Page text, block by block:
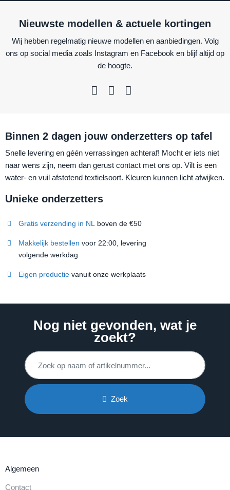
Nieuwste modellen & actuele kortingen
Wij hebben regelmatig nieuwe modellen en aanbiedingen. Volg
ons op social media zoals Instagram en Facebook en blijf altijd op
de hoogte.
Binnen 2 dagen jouw onderzetters op tafel
Snelle levering en géén verrassingen achteraf! Mocht er iets niet
naar wens zijn, neem dan gerust contact met ons op. Vilt is een
water- en vuil afstotend textielsoort. Kleuren kunnen licht afwijken.
Unieke onderzetters
Gratis verzending in NL boven de €50
Makkelijk bestellen voor 22:00, levering
volgende werkdag
Eigen productie vanuit onze werkplaats
Nog niet gevonden, wat je
zoekt?
Zoek
Algemeen
Contact